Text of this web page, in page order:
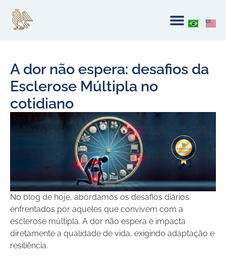
A dor não espera: desafios da
Esclerose Múltipla no
cotidiano
No blog de hoje, abordamos os desafios diários
enfrentados por aqueles que convivem com a
esclerose múltipla. A dor não espera e impacta
diretamente a qualidade de vida, exigindo adaptação e
resiliência.